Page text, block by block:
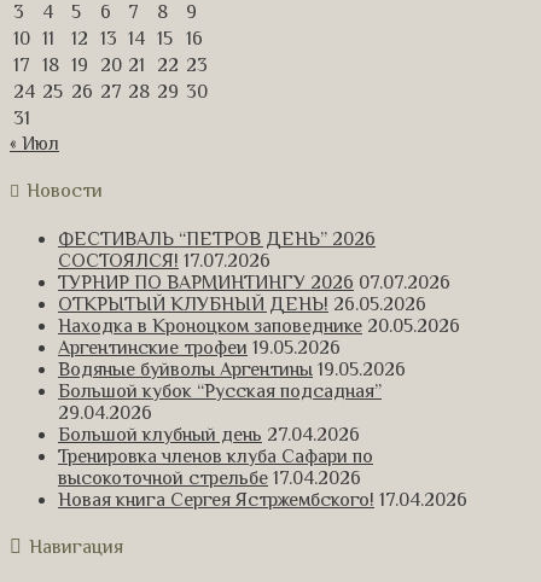
3
4 5 6 7 8
9
10 11 12 13 14 15
16
17
18 19 20 21 22 23
24 25 26 27 28 29 30
31
« Июл
Новости
ФЕСТИВАЛЬ “ПЕТРОВ ДЕНЬ” 2026
СОСТОЯЛСЯ! 17.07.2026
ТУРНИР ПО ВАРМИНТИНГУ 2026 07.07.2026
ОТКРЫТЫЙ КЛУБНЫЙ ДЕНЬ! 26.05.2026
Находка в Кроноцком заповеднике 20.05.2026
Аргентинские трофеи 19.05.2026
Водяные буйволы Аргентины 19.05.2026
Большой кубок “Русская подсадная”
29.04.2026
Большой клубный день 27.04.2026
Тренировка членов клуба Сафари по
высокоточной стрельбе 17.04.2026
Новая книга Сергея Ястржембского! 17.04.2026
Навигация